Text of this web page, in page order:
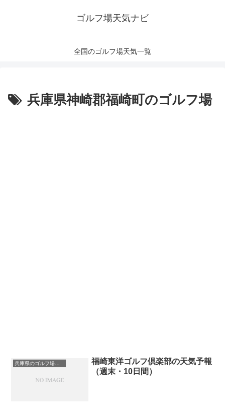
ゴルフ場天気ナビ
全国のゴルフ場天気一覧
兵庫県神崎郡福崎町のゴルフ場
兵庫県のゴルフ場一覧｜距離が長い・広いゴルフ場ランキング
福崎東洋ゴルフ倶楽部の天気予報
（週末・10日間）